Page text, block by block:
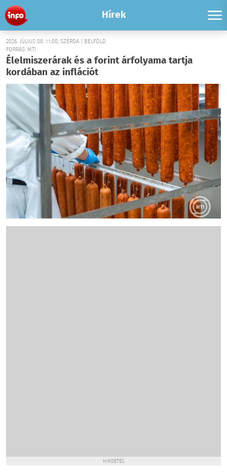
Hírek
2026. JÚLIUS 08. 11:00, SZERDA | BELFÖLD
FORRÁS: MTI
Élelmiszerárak és a forint árfolyama tartja
kordában az inflációt
HIRDETÉS